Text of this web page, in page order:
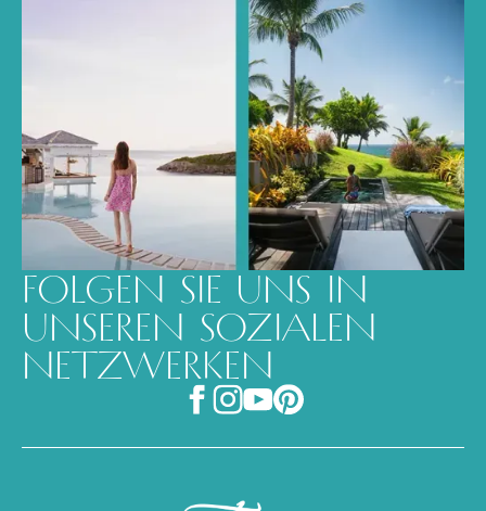
FOLGEN SIE UNS IN
UNSEREN SOZIALEN
NETZWERKEN